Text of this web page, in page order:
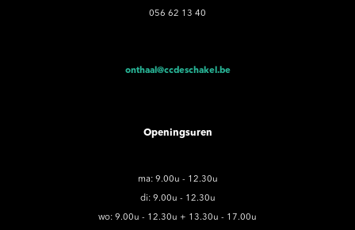
056 62 13 40
onthaal@ccdeschakel.be
Openingsuren
ma: 9.00u - 12.30u
di: 9.00u - 12.30u
wo: 9.00u - 12.30u + 13.30u - 17.00u